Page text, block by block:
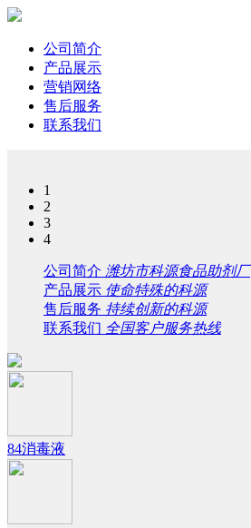
公司简介
产品展示
营销网络
售后服务
联系我们
1
2
3
4
公司简介 潍坊市科源食品助剂厂
产品展示 使命特殊的科源
售后服务 持续创新的科源
联系我们 全国客户服务热线
84消毒液